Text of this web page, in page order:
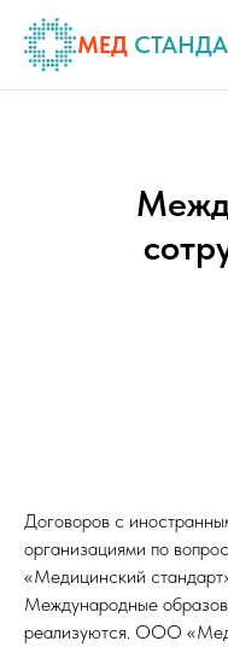
МЕД
Договоров с
организациями по
«Медицинский
Международные
реализуются. ООО